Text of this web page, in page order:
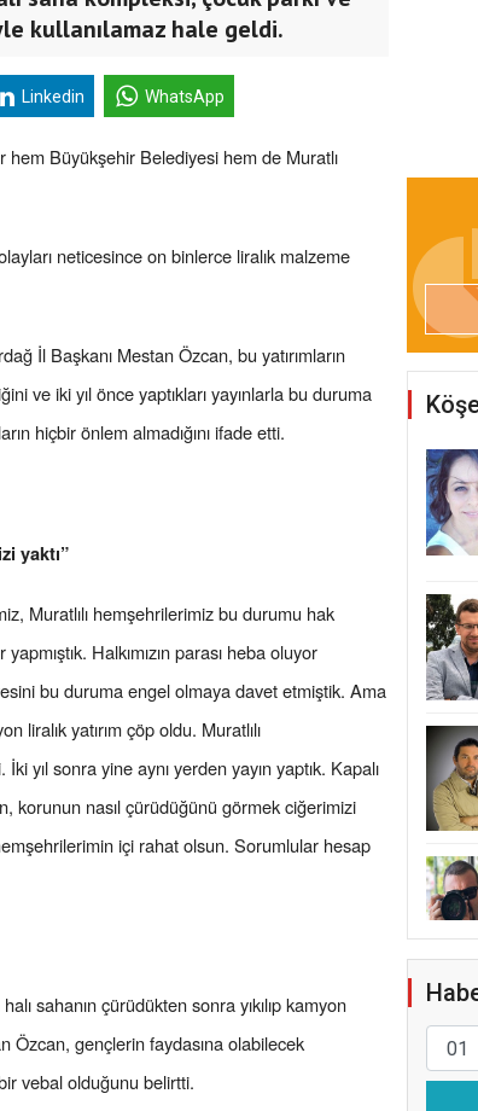
kullanılamaz hale geldi.
Linkedin WhatsApp
hem Büyükşehir Belediyesi hem de Muratlı
neticesince on binlerce liralık malzeme
İl Başkanı Mestan Özcan, bu yatırımların
ve iki yıl önce yaptıkları yayınlarla bu duruma
hiçbir önlem almadığını ifade etti.
yaktı”
Muratlılı hemşehrilerimiz bu durumu hak
Halkımızın parası heba oluyor
bu duruma engel olmaya davet etmiştik. Ama
liralık yatırım çöp oldu. Muratlılı
yıl sonra yine aynı yerden yayın yaptık. Kapalı
korunun nasıl çürüdüğünü görmek ciğerimizi
içi rahat olsun. Sorumlular hesap
sahanın çürüdükten sonra yıkılıp kamyon
Özcan, gençlerin faydasına olabilecek
vebal olduğunu belirtti.